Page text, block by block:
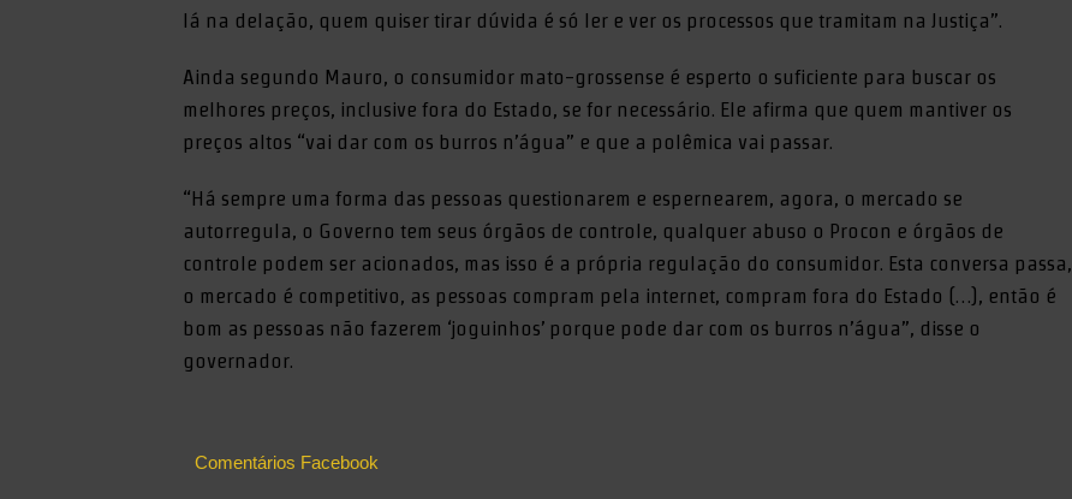
lá na delação, quem quiser tirar dúvida é só ler e ver os processos que tramitam na Justiça”.
Ainda segundo Mauro, o consumidor mato-grossense é esperto o suficiente para buscar os
melhores preços, inclusive fora do Estado, se for necessário. Ele afirma que quem mantiver os
preços altos “vai dar com os burros n’água” e que a polêmica vai passar.
“Há sempre uma forma das pessoas questionarem e espernearem, agora, o mercado se
autorregula, o Governo tem seus órgãos de controle, qualquer abuso o Procon e órgãos de
controle podem ser acionados, mas isso é a própria regulação do consumidor. Esta conversa passa,
o mercado é competitivo, as pessoas compram pela internet, compram fora do Estado (…), então é
bom as pessoas não fazerem ‘joguinhos’ porque pode dar com os burros n’água”, disse o
governador.
Comentários Facebook